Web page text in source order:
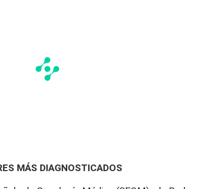
MÁS DIAGNOSTICADOS